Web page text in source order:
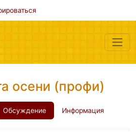
осени (профи)
Обсуждение Информация